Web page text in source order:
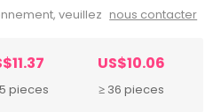
veuillez nous contacter
pieces
US$10.06
≥ 36 pieces